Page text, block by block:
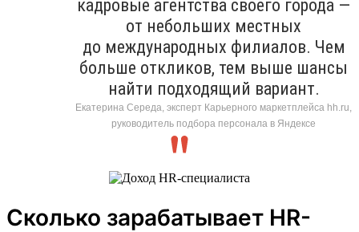
кадровые агентства своего города —
от небольших местных
до международных филиалов. Чем
больше откликов, тем выше шансы
найти подходящий вариант.
Екатерина Середа, эксперт Карьерного маркетплейса hh.ru,
руководитель подбора персонала в Яндексе
Сколько зарабатывает HR-